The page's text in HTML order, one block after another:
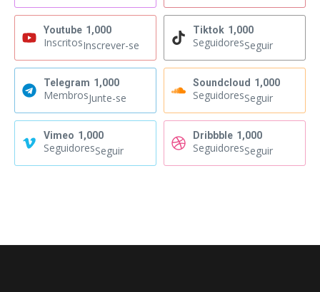
Youtube 1,000
InscritosInscrever-se
Tiktok 1,000
SeguidoresSeguir
Telegram 1,000
MembrosJunte-se
Soundcloud 1,000
SeguidoresSeguir
Vimeo 1,000
SeguidoresSeguir
Dribbble 1,000
SeguidoresSeguir